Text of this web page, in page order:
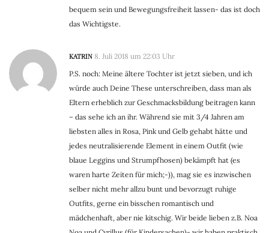
bequem sein und Bewegungsfreiheit lassen- das ist doch
das Wichtigste.
KATRIN 8. Juli 2018 um 22:03 Uhr
P.S. noch: Meine ältere Tochter ist jetzt sieben, und ich
würde auch Deine These unterschreiben, dass man als
Eltern erheblich zur Geschmacksbildung beitragen kann
– das sehe ich an ihr. Während sie mit 3/4 Jahren am
liebsten alles in Rosa, Pink und Gelb gehabt hätte und
jedes neutralisierende Element in einem Outfit (wie
blaue Leggins und Strumpfhosen) bekämpft hat (es
waren harte Zeiten für mich;-)), mag sie es inzwischen
selber nicht mehr allzu bunt und bevorzugt ruhige
Outfits, gerne ein bisschen romantisch und
mädchenhaft, aber nie kitschig. Wir beide lieben z.B. Noa